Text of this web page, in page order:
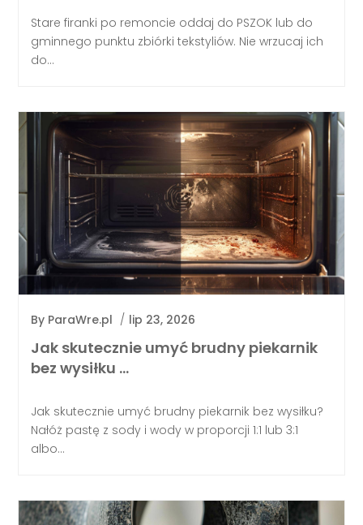
Stare firanki po remoncie oddaj do PSZOK lub do
gminnego punktu zbiórki tekstyliów. Nie wrzucaj ich
do...
By ParaWre.pl / lip 23, 2026
Jak skutecznie umyć brudny piekarnik
bez wysiłku …
Jak skutecznie umyć brudny piekarnik bez wysiłku?
Nałóż pastę z sody i wody w proporcji 1:1 lub 3:1
albo...